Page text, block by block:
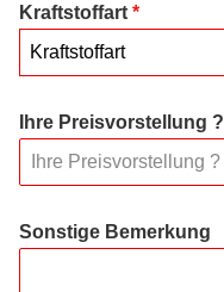
Kraftstoffart *
Kraftstoffart
Ihre Preisvorstellung ?
Sonstige Bemerkung